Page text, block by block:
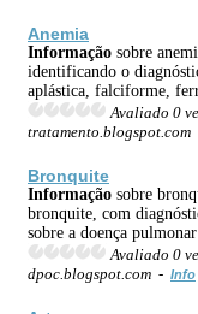
Anemia
Informação sobre
identificando o
aplástica, falciforme,
Avaliado 0
tratamento.blogspot.com
Bronquite
Informação sobre
bronquite, com
sobre a doença
Avaliado 0
dpoc.blogspot.com - Info